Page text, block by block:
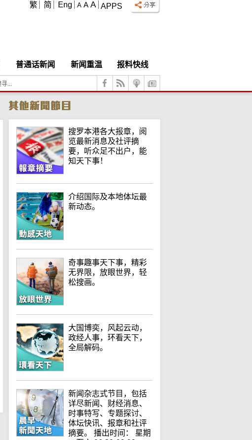
APPS
A A A
繁 简 Eng
普通话新闻 新闻重温 报料快线
搜罗本港各大报章，阅
览最新消息及社评摘
要，听众足不出户，能
知天下事！
介绍国际及本地体坛最
新动态。
奇事趣事天下事，精彩
无界限，放眼世界，轻
松搜画。
大国博奕，风起云动，
政经人事，环看天下，
全局解码。
新闻杂志式节目，包括
详尽新闻、财经消息、
时事特写、专题探讨、
体坛快讯、报章和社评
摘要。 播出时间： 星期